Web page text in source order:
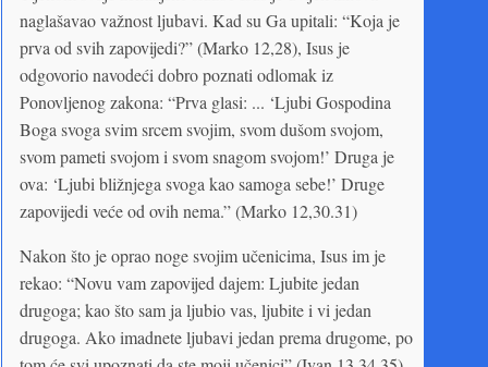
naglašavao važnost ljubavi. Kad su Ga upitali: “Koja je
prva od svih zapovijedi?” (Marko 12,28), Isus je
odgovorio navodeći dobro poznati odlomak iz
Ponovljenog zakona: “Prva glasi: ... ‘Ljubi Gospodina
Boga svoga svim srcem svojim, svom dušom svojom,
svom pameti svojom i svom snagom svojom!’ Druga je
ova: ‘Ljubi bližnjega svoga kao samoga sebe!’ Druge
zapovijedi veće od ovih nema.” (Marko 12,30.31)
Nakon što je oprao noge svojim učenicima, Isus im je
rekao: “Novu vam zapovijed dajem: Ljubite jedan
drugoga; kao što sam ja ljubio vas, ljubite i vi jedan
drugoga. Ako imadnete ljubavi jedan prema drugome, po